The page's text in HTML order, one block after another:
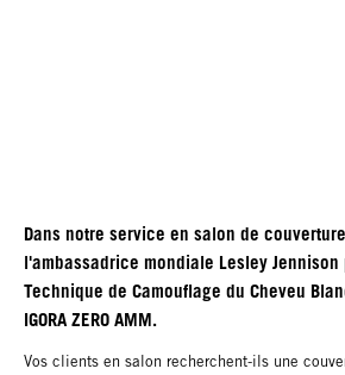
Dans notre service en salon de
l'ambassadrice mondiale Lesley Jennison
Technique de Camouflage du Cheveu
IGORA ZERO AMM.
Vos clients en salon recherchent-ils une